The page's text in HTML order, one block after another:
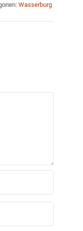
Wasserburg